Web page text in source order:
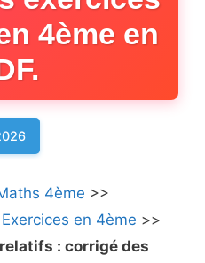
4ème en
4ème >>
Exercices en 4ème >>
: corrigé des